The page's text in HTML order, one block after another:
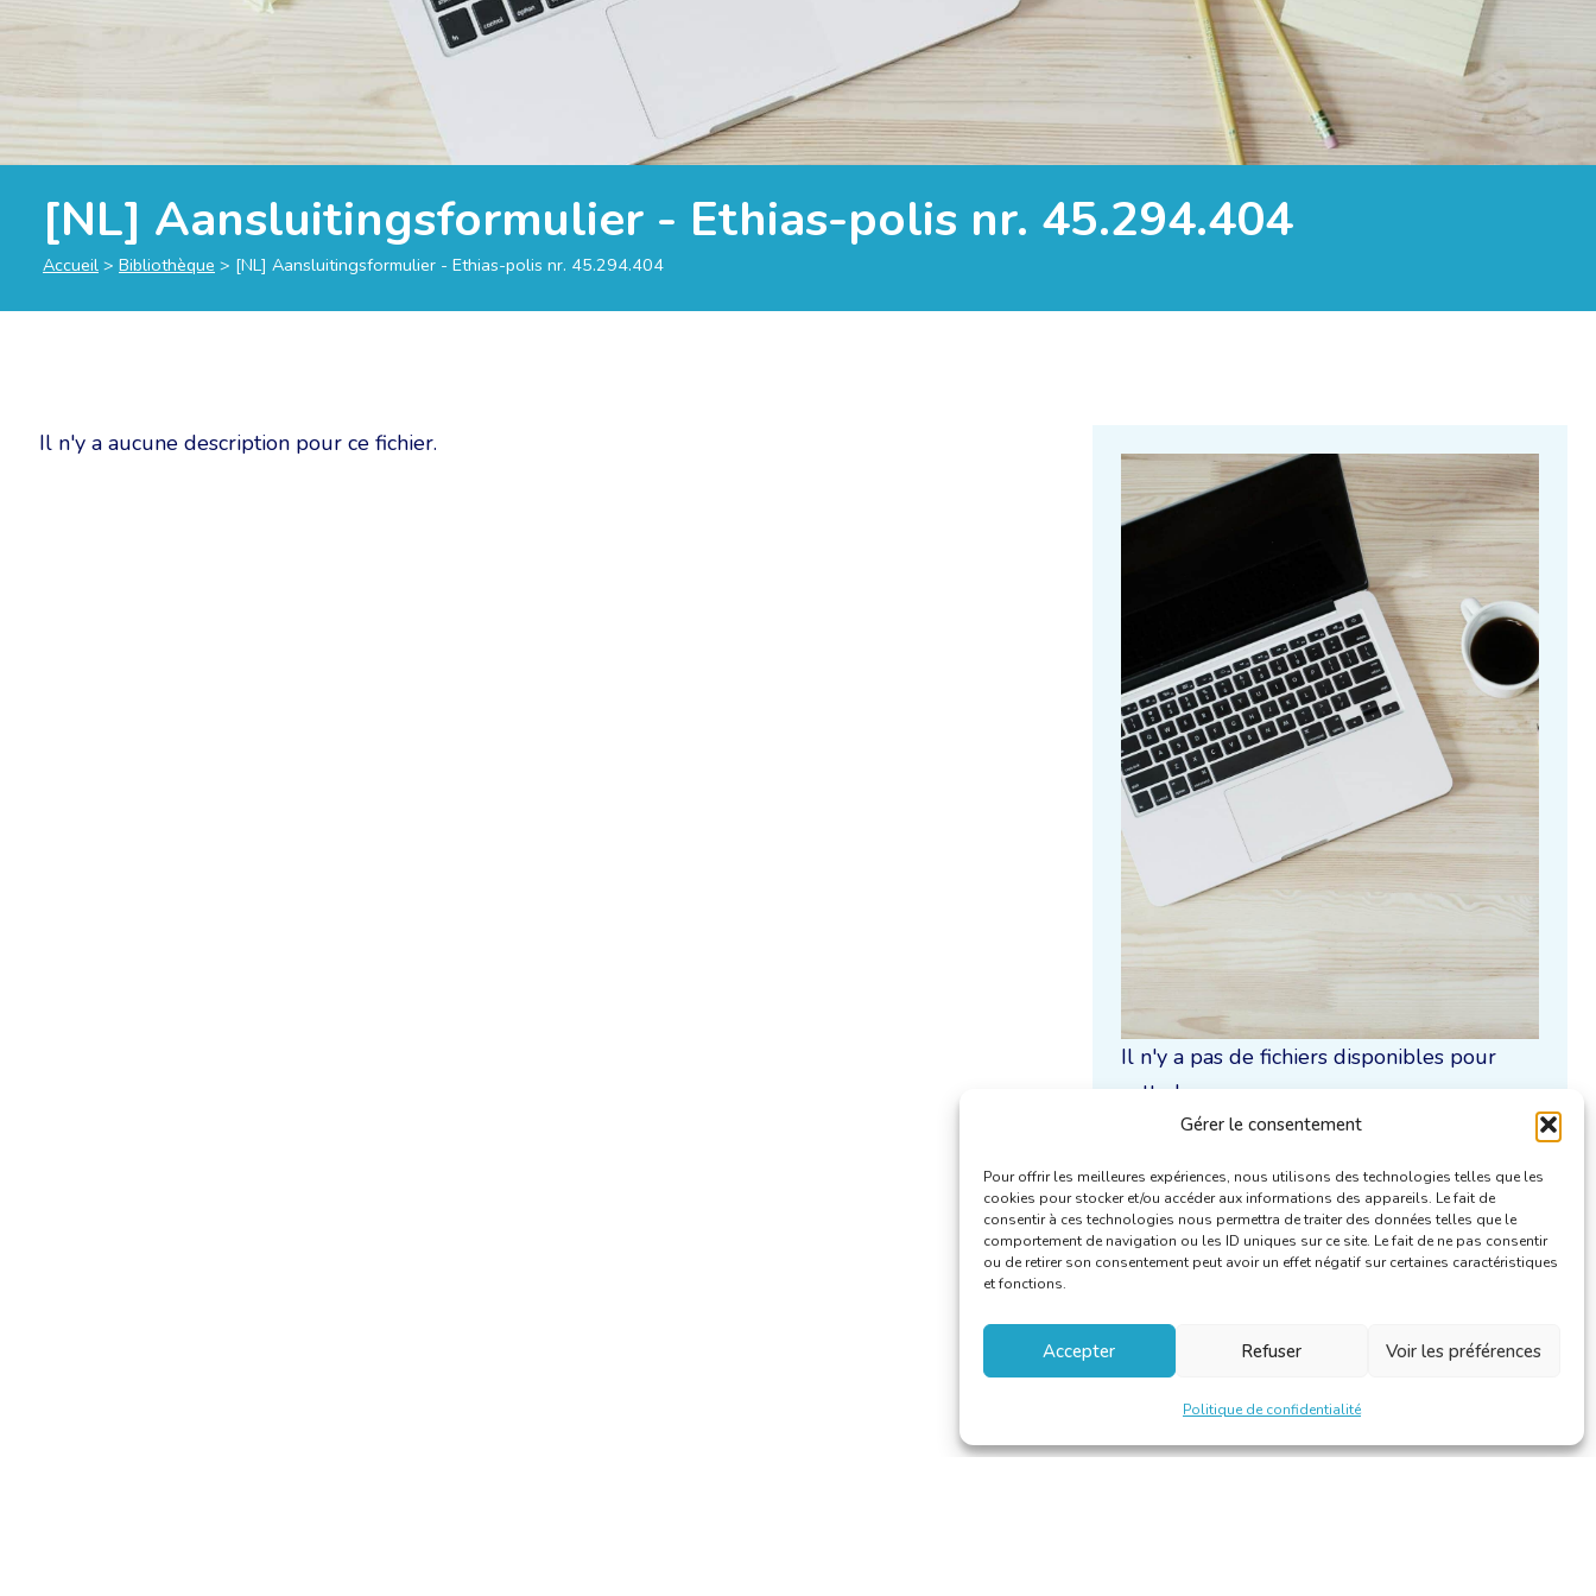
Gérer le consentement
Pour offrir les meilleures expériences, nous utilisons des technologies telles que les
cookies pour stocker et/ou accéder aux informations des appareils. Le fait de
consentir à ces technologies nous permettra de traiter des données telles que le
comportement de navigation ou les ID uniques sur ce site. Le fait de ne pas consentir
ou de retirer son consentement peut avoir un effet négatif sur certaines caractéristiques
et fonctions.
Accepter Refuser Voir les préférences
Politique de confidentialité
[NL] Aansluitingsformulier - Ethias-polis nr. 45.294.404
Accueil > Bibliothèque > [NL] Aansluitingsformulier - Ethias-polis nr. 45.294.404
Il n'y a aucune description pour ce fichier.
Il n'y a pas de fichiers disponibles pour
cette langue.
Uniquement / aussi disponible en :